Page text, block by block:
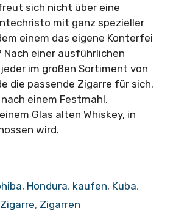
sich nicht über eine
mit ganz spezieller
einem das eigene Konterfei
einer ausführlichen
im großen Sortiment von
die passende Zigarre für sich.
einem Festmahl,
Glas alten Whiskey, in
wird.
, Hondura, kaufen, Kuba,
Zigarre, Zigarren